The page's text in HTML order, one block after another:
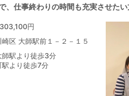
、仕事終わりの時間も充実させたい
円
区 大師駅前１－２－１５
駅より徒歩3分
より徒歩7分